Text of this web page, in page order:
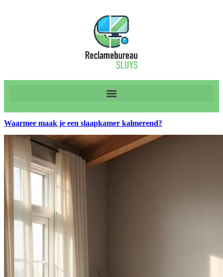
Waarmee maak je een slaapkamer kalmerend?